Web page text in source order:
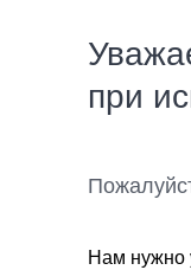
при
Нам нужно